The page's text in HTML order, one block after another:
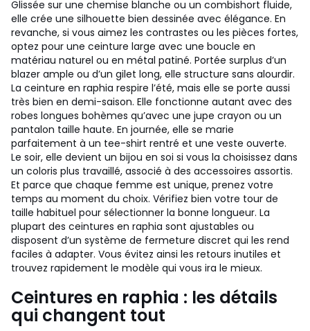
Glissée sur une chemise blanche ou un combishort fluide,
elle crée une silhouette bien dessinée avec élégance. En
revanche, si vous aimez les contrastes ou les pièces fortes,
optez pour une ceinture large avec une boucle en
matériau naturel ou en métal patiné. Portée surplus d’un
blazer ample ou d’un gilet long, elle structure sans alourdir.
La ceinture en raphia respire l’été, mais elle se porte aussi
très bien en demi-saison. Elle fonctionne autant avec des
robes longues bohèmes qu’avec une jupe crayon ou un
pantalon taille haute. En journée, elle se marie
parfaitement à un tee-shirt rentré et une veste ouverte.
Le soir, elle devient un bijou en soi si vous la choisissez dans
un coloris plus travaillé, associé à des accessoires assortis.
Et parce que chaque femme est unique, prenez votre
temps au moment du choix. Vérifiez bien votre tour de
taille habituel pour sélectionner la bonne longueur. La
plupart des ceintures en raphia sont ajustables ou
disposent d’un système de fermeture discret qui les rend
faciles à adapter. Vous évitez ainsi les retours inutiles et
trouvez rapidement le modèle qui vous ira le mieux.
Ceintures en raphia : les détails
qui changent tout